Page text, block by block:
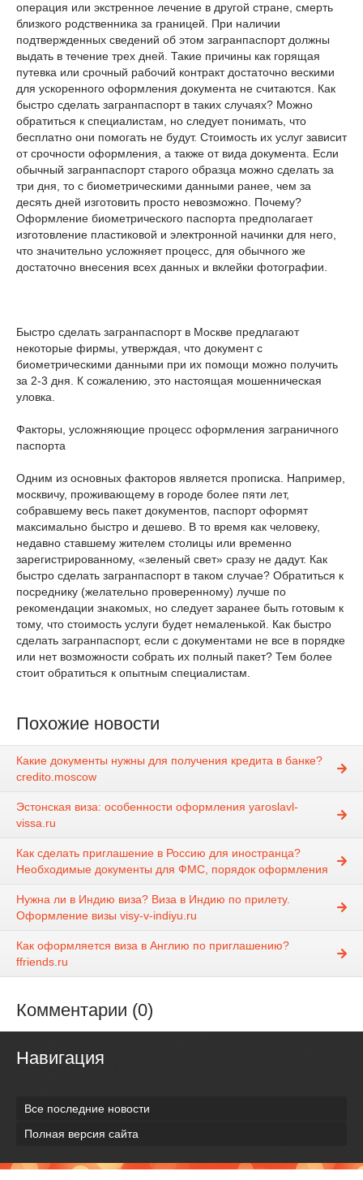
операция или экстренное лечение в другой стране, смерть
близкого родственника за границей. При наличии
подтвержденных сведений об этом загранпаспорт должны
выдать в течение трех дней. Такие причины как горящая
путевка или срочный рабочий контракт достаточно вескими
для ускоренного оформления документа не считаются. Как
быстро сделать загранпаспорт в таких случаях? Можно
обратиться к специалистам, но следует понимать, что
бесплатно они помогать не будут. Стоимость их услуг зависит
от срочности оформления, а также от вида документа. Если
обычный загранпаспорт старого образца можно сделать за
три дня, то с биометрическими данными ранее, чем за
десять дней изготовить просто невозможно. Почему?
Оформление биометрического паспорта предполагает
изготовление пластиковой и электронной начинки для него,
что значительно усложняет процесс, для обычного же
достаточно внесения всех данных и вклейки фотографии.
Быстро сделать загранпаспорт в Москве предлагают
некоторые фирмы, утверждая, что документ с
биометрическими данными при их помощи можно получить
за 2-3 дня. К сожалению, это настоящая мошенническая
уловка.
Факторы, усложняющие процесс оформления заграничного
паспорта
Одним из основных факторов является прописка. Например,
москвичу, проживающему в городе более пяти лет,
собравшему весь пакет документов, паспорт оформят
максимально быстро и дешево. В то время как человеку,
недавно ставшему жителем столицы или временно
зарегистрированному, «зеленый свет» сразу не дадут. Как
быстро сделать загранпаспорт в таком случае? Обратиться к
посреднику (желательно проверенному) лучше по
рекомендации знакомых, но следует заранее быть готовым к
тому, что стоимость услуги будет немаленькой. Как быстро
сделать загранпаспорт, если с документами не все в порядке
или нет возможности собрать их полный пакет? Тем более
стоит обратиться к опытным специалистам.
Похожие новости
Какие документы нужны для получения кредита в банке?
credito.moscow
Эстонская виза: особенности оформления yaroslavl-
vissa.ru
Как сделать приглашение в Россию для иностранца?
Необходимые документы для ФМС, порядок оформления
Нужна ли в Индию виза? Виза в Индию по прилету.
Оформление визы visy-v-indiyu.ru
Как оформляется виза в Англию по приглашению?
ffriends.ru
Комментарии (0)
Навигация
Все последние новости
Полная версия сайта